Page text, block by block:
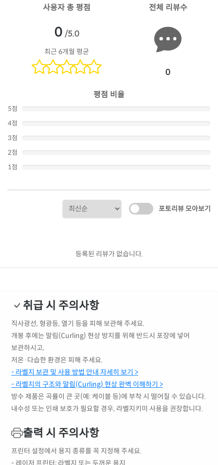
사용자 총 평점
0 /5.0
최근 6개월 평균
전체 리뷰수
0
평점 비율
5점
4점
3점
2점
1점
포토리뷰 모아보기
등록된 리뷰가 없습니다.
취급 시 주의사항
직사광선, 형광등, 열기 등을 피해 보관해 주세요.
개봉 후에는 말림(Curling) 현상 방지를 위해 반드시 포장에 넣어
보관하시고,
저온·다습한 환경은 피해 주세요.
- 라벨지 보관 및 사용 방법 안내 자세히 보기 >
- 라벨지의 구조와 말림(Curling) 현상 완벽 이해하기 >
방수 제품은 곡률이 큰 곳(예: 케이블 등)에 부착 시 떨어질 수 있습니다.
내수성 또는 인쇄 보호가 필요할 경우, 라벨지키미 사용을 권장합니다.
출력 시 주의사항
프린터 설정에서 용지 종류를 꼭 지정해 주세요.
- 레이저 프린터: 라벨지 또는 두꺼운 용지